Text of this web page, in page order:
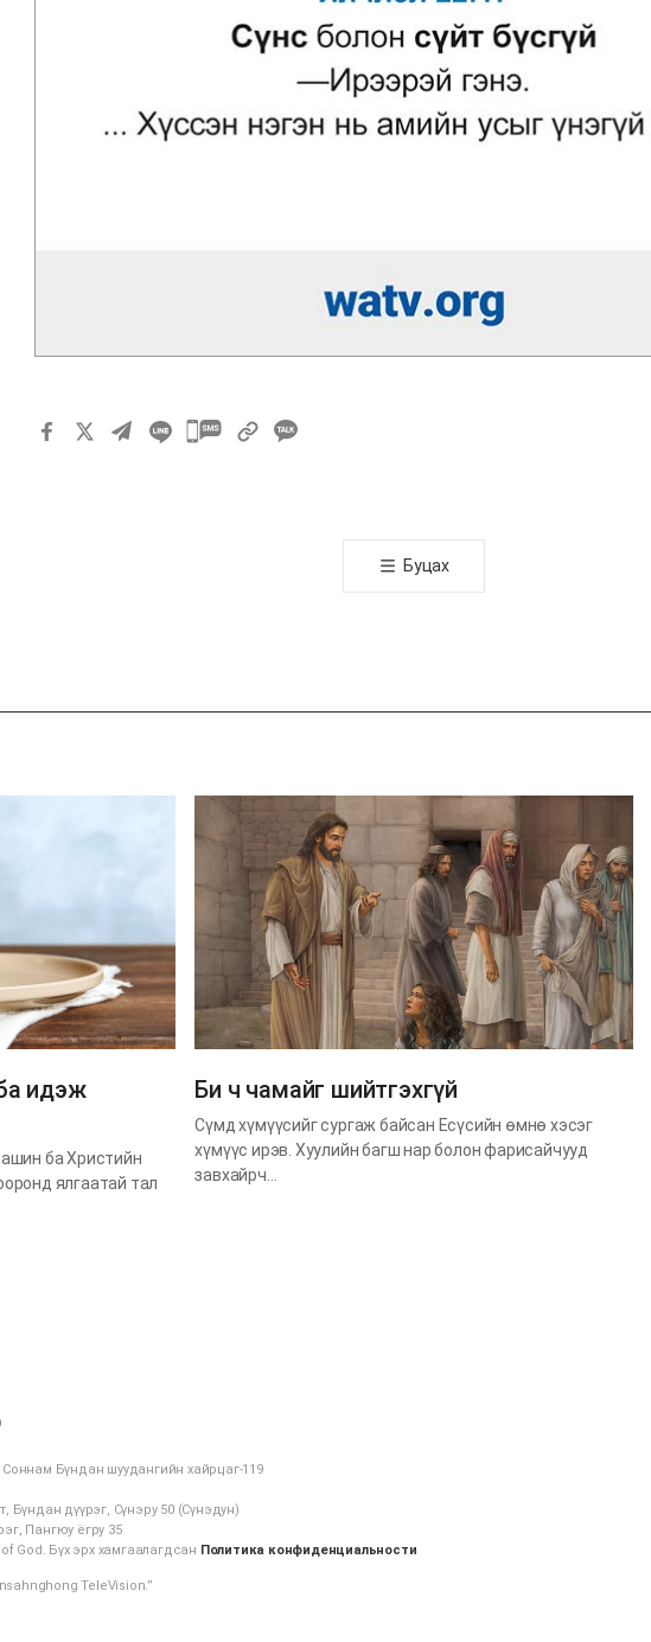
카
Буцах
идэж
ба Христийн
ялгаатай тал
Би ч чамайг шийтгэхгүй
Сүмд хүмүүсийг сургаж байсан Есүсийн өмнө хэсэг
хүмүүс ирэв. Хуулийн багш нар болон фарисайчууд
завхайрч…
Бүндан шуудангийн хайрцаг-119
Бүндан дүүрэг, Сүнэру 50 (Сүнэдун)
Пангюу ёгру 35
God. Бүх эрх хамгаалагдсан Политика конфиденциальности
TeleVision.”